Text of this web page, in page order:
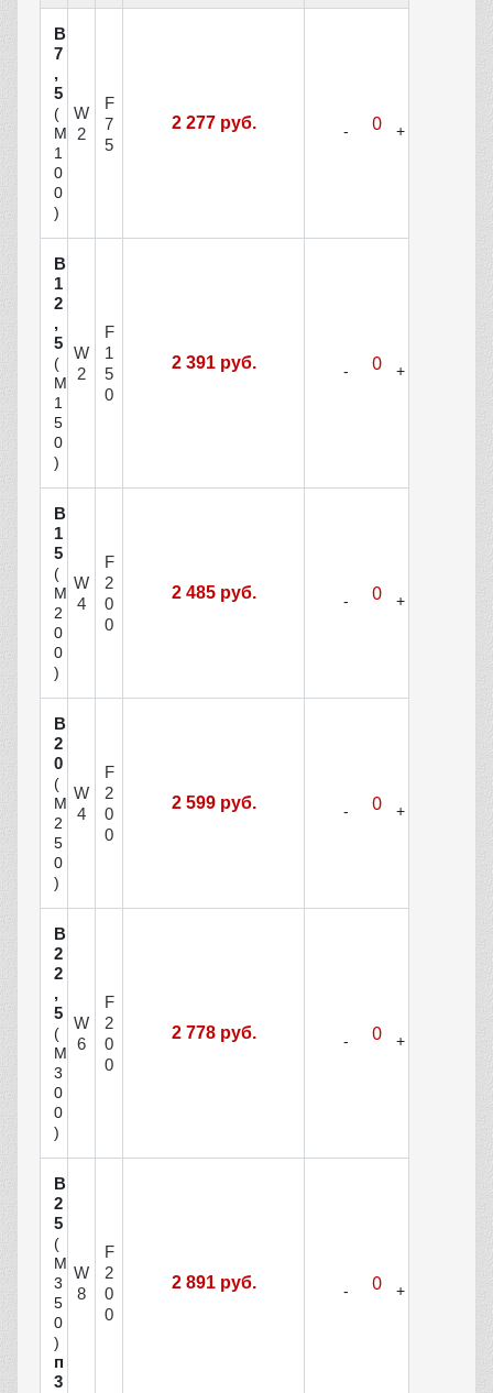
В
7
,
5
(
М
1
0
0
)
W
2
F
7
5
2 277 руб.
В
1
2
,
5
(
М
1
5
0
)
W
2
F
1
5
0
2 391 руб.
В
1
5
(
М
2
0
0
)
W
4
F
2
0
0
2 485 руб.
В
2
0
(
М
2
5
0
)
W
4
F
2
0
0
2 599 руб.
В
2
2
,
5
(
М
3
0
0
)
W
6
F
2
0
0
2 778 руб.
В
2
5
(
М
3
5
0
)
п
3
W
8
F
2
0
0
2 891 руб.